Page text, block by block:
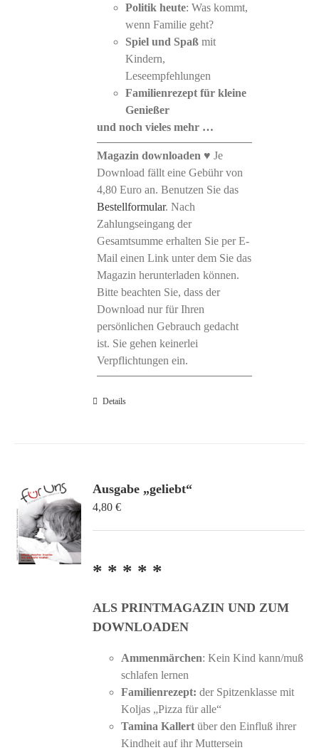
Politik heute: Was kommt,
wenn Familie geht?
Spiel und Spaß mit
Kindern,
Leseempfehlungen
Familienrezeptfür kleine
Genießer
und noch vieles mehr …
Magazin downloaden ♥ Je
Download fällt eine Gebühr von
4,80 Euro an. Benutzen Sie das
Bestellformular. Nach
Zahlungseingang der
Gesamtsumme erhalten Sie per E-
Mail einen Link unter dem Sie das
Magazin herunterladen können.
Bitte beachten Sie, dass der
Download nur für Ihren
persönlichen Gebrauch gedacht
ist. Sie gehen keinerlei
Verpflichtungen ein.
Details
Ausgabe „geliebt“
4,80€
* * * * *
ALS PRINTMAGAZIN UND ZUM
DOWNLOADEN
Ammenmärchen: Kein Kind kann/muß
schlafen lernen
Familienrezept:der Spitzenklasse mit
Koljas „Pizza für alle“
Tamina Kallert über den Einfluß ihrer
Kindheit auf ihr Muttersein